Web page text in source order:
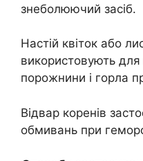
знеболюючий засіб.
Настій квіток або
використовують для
порожнини і горла
Відвар коренів
обмивань при